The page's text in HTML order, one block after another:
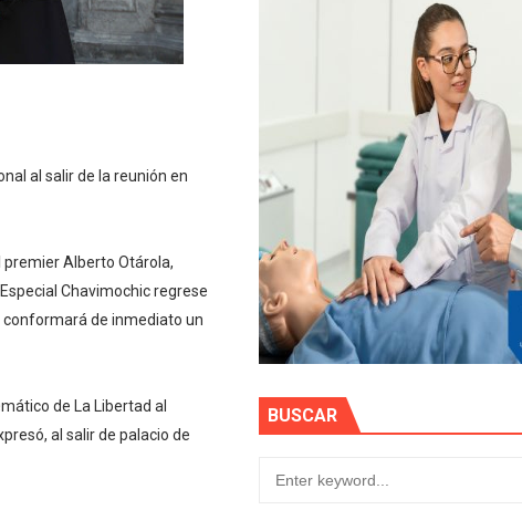
con escolares y padres de Trujillo
EL NIÑO CON INTERVENCIÓN DE AUTORIDADES EN CHAO
PANCARTAS Y PROPAGANDA EN POSTES DE ENERGÍA
CORTES PROGRAMADOS Y AGILIZAR LA ATENCIÓN
al salir de la reunión en
premier Alberto Otárola,
Chavimochic regrese
conformará de inmediato un
de La Libertad al
al salir de palacio de
BUSCAR